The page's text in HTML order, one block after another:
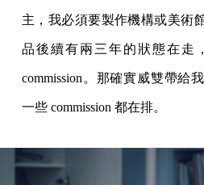
主，我必須要製作機構或美術
品後續有兩三年的狀態在走
commission。那確實威雙帶給
一些 commission 都在排。